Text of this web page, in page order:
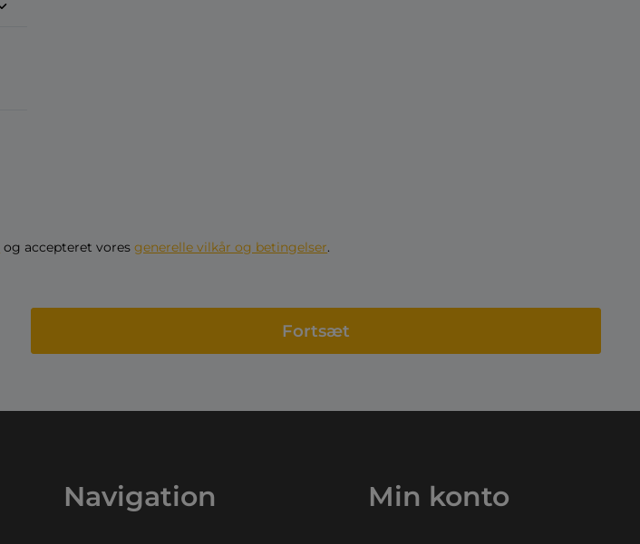
og accepteret voresgenerelle vilkår og betingelser.
Fortsæt
Navigation Min konto